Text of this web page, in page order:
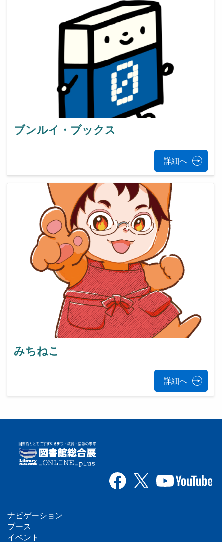
ブンルイ・ブックス
詳細へ
みちねこ
詳細へ
フ
ナビゲーション
ブース
イベント